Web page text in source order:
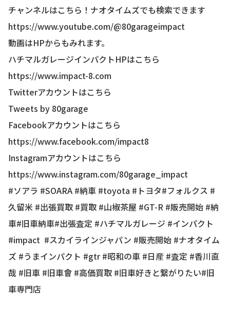
チャンネルはこちら！ナオタイムズでも検索できます
https://www.youtube.com/@80garageimpact
動画はHPからもみれます。
ハチマルガレージインパクトHPはこちら
https://www.impact-8.com
Twitterアカウントはこちら
Tweets by 80garage
Facebookアカウントはこちら
https://www.facebook.com/impact8
Instagramアカウントはこちら
https://www.instagram.com/80garage_impact
#ソアラ #SOARA #納車 #toyota #トヨタ#フォルクス #
久留米 #出張買取 #買取 #山椒茶屋 #GT-R #販売開始 #納
車#旧車納車#出張査定 #ハチマルガレージ #インパクト
#impact #スカイラインジャパン #販売開始 #ナオタイム
ズ #うまインパクト #gtr #昭和の車 #日産 #査定 #香川直
哉 #旧車 #旧車會 #高価買取 #旧車好きと繋がりたい#旧
車専門店